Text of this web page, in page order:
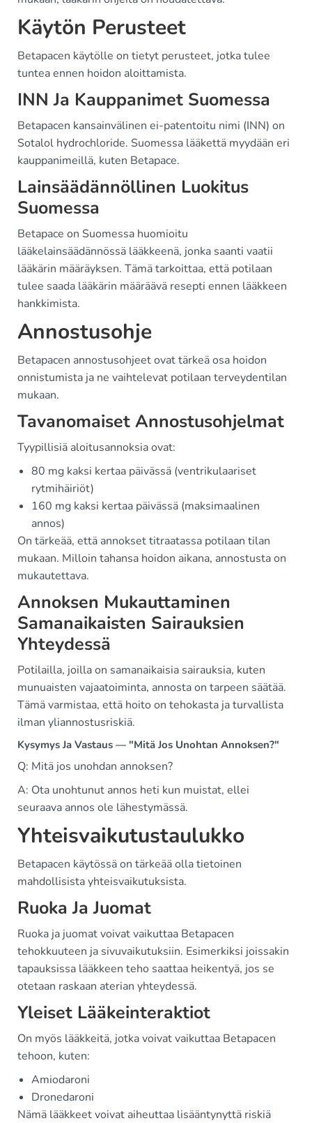
Käytön Perusteet
Betapacen käytölle on tietyt perusteet, jotka tulee
tuntea ennen hoidon aloittamista.
INN Ja Kauppanimet Suomessa
Betapacen kansainvälinen ei-patentoitu nimi (INN) on
Sotalol hydrochloride. Suomessa lääkettä myydään eri
kauppanimeillä, kuten Betapace.
Lainsäädännöllinen Luokitus
Suomessa
Betapace on Suomessa huomioitu
lääkelainsäädännössä lääkkeenä, jonka saanti vaatii
lääkärin määräyksen. Tämä tarkoittaa, että potilaan
tulee saada lääkärin määräävä resepti ennen lääkkeen
hankkimista.
Annostusohje
Betapacen annostusohjeet ovat tärkeä osa hoidon
onnistumista ja ne vaihtelevat potilaan terveydentilan
mukaan.
Tavanomaiset Annostusohjelmat
Tyypillisiä aloitusannoksia ovat:
80 mg kaksi kertaa päivässä (ventrikulaariset
rytmihäiriöt)
160 mg kaksi kertaa päivässä (maksimaalinen
annos)
On tärkeää, että annokset titraatassa potilaan tilan
mukaan. Milloin tahansa hoidon aikana, annostusta on
mukautettava.
Annoksen Mukauttaminen
Samanaikaisten Sairauksien
Yhteydessä
Potilailla, joilla on samanaikaisia sairauksia, kuten
munuaisten vajaatoiminta, annosta on tarpeen säätää.
Tämä varmistaa, että hoito on tehokasta ja turvallista
ilman yliannostusriskiä.
Kysymys Ja Vastaus — "Mitä Jos Unohtan Annoksen?"
Q: Mitä jos unohdan annoksen?
A: Ota unohtunut annos heti kun muistat, ellei
seuraava annos ole lähestymässä.
Yhteisvaikutustaulukko
Betapacen käytössä on tärkeää olla tietoinen
mahdollisista yhteisvaikutuksista.
Ruoka Ja Juomat
Ruoka ja juomat voivat vaikuttaa Betapacen
tehokkuuteen ja sivuvaikutuksiin. Esimerkiksi joissakin
tapauksissa lääkkeen teho saattaa heikentyä, jos se
otetaan raskaan aterian yhteydessä.
Yleiset Lääkeinteraktiot
On myös lääkkeitä, jotka voivat vaikuttaa Betapacen
tehoon, kuten:
Amiodaroni
Dronedaroni
Nämä lääkkeet voivat aiheuttaa lisääntynyttä riskiä